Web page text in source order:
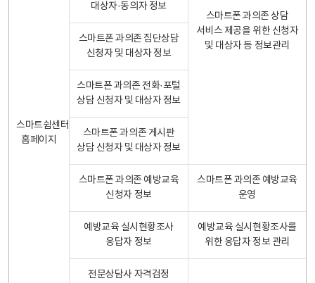
스마트쉼센터
홈페이지
스마트폰 과의존 상담
서비스 제공을 위한 신청자
및 대상자 등 정보관리
대상자·동의자 정보
스마트폰 과의존 집단상담
신청자 및 대상자 정보
스마트폰 과의존 전화·포털
상담 신청자 및 대상자 정보
스마트폰 과의존 게시판
상담 신청자 및 대상자 정보
스마트폰 과의존 예방교육
신청자 정보
스마트폰 과의존 예방교육
운영
예방교육 실시현황조사
응답자 정보
예방교육 실시현황조사를
위한 응답자 정보 관리
전문상담사 자격검정